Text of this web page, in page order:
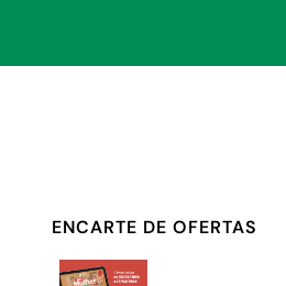
ENCARTE DE OFERTAS